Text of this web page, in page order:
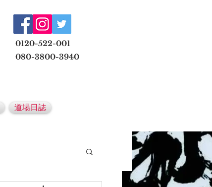
0120-522-001
080-3800-3940
道場日誌